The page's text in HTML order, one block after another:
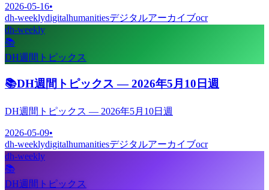
2026-05-16•
dh-weeklydigitalhumanitiesデジタルアーカイブocr
dh-weekly
📚
DH週間トピックス
📚DH週間トピックス — 2026年5月10日週
DH週間トピックス — 2026年5月10日週
2026-05-09•
dh-weeklydigitalhumanitiesデジタルアーカイブocr
dh-weekly
📚
DH週間トピックス